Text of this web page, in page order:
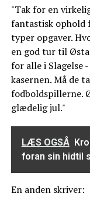
"Tak for en
fantastisk ophold
typer opgaver.
en god tur til
for alle i Slagelse
kasernen. Må de
fodboldspillerne.
glædelig jul."
LÆS OGSÅ
foran sin hidtil
En anden skriver: